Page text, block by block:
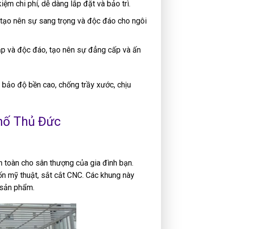
chi phí, dễ dàng lắp đặt và bảo trì.
nên sự sang trọng và độc đáo cho ngôi
và độc đáo, tạo nên sự đẳng cấp và ấn
độ bền cao, chống trầy xước, chịu
Thủ Đức
cho sân thượng của gia đình bạn.
mỹ thuật, sắt cắt CNC. Các khung này
phẩm.